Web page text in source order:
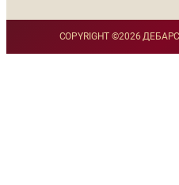
COPYRIGHT ©2026